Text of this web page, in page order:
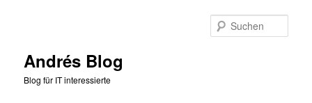
Andrés Blog
Blog für IT interessierte